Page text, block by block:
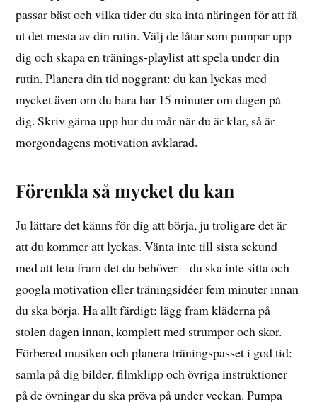
passar bäst och vilka tider du ska inta näringen för att få
ut det mesta av din rutin. Välj de låtar som pumpar upp
dig och skapa en tränings-playlist att spela under din
rutin. Planera din tid noggrant: du kan lyckas med
mycket även om du bara har 15 minuter om dagen på
dig. Skriv gärna upp hur du mår när du är klar, så är
morgondagens motivation avklarad.
Förenkla så mycket du kan
Ju lättare det känns för dig att börja, ju troligare det är
att du kommer att lyckas. Vänta inte till sista sekund
med att leta fram det du behöver – du ska inte sitta och
googla motivation eller träningsidéer fem minuter innan
du ska börja. Ha allt färdigt: lägg fram kläderna på
stolen dagen innan, komplett med strumpor och skor.
Förbered musiken och planera träningspasset i god tid:
samla på dig bilder, filmklipp och övriga instruktioner
på de övningar du ska pröva på under veckan. Pumpa